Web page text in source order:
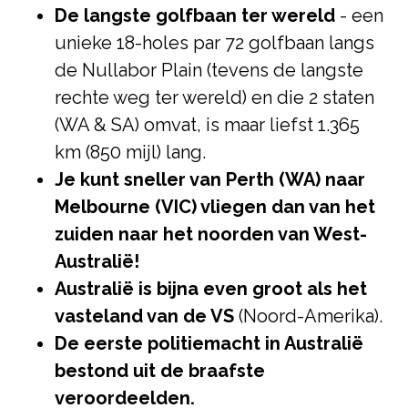
De langste golfbaan ter wereld - een
unieke 18-holes par 72 golfbaan langs
de Nullabor Plain (tevens de langste
rechte weg ter wereld) en die 2 staten
(WA & SA) omvat, is maar liefst 1.365
km (850 mijl) lang.
Je kunt sneller van Perth (WA) naar
Melbourne (VIC) vliegen dan van het
zuiden naar het noorden van West-
Australië!
Australië is bijna even groot als het
vasteland van de VS (Noord-Amerika).
De eerste politiemacht in Australië
bestond uit de braafste
veroordeelden.